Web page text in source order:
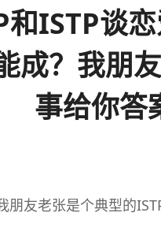
ISTP谈
成？我朋
事给你答
朋友老张是个典型的